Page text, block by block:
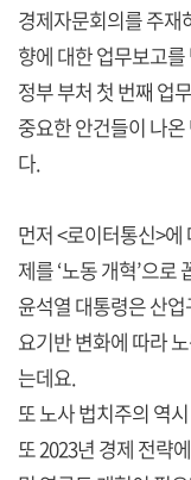
경제자문회의를 주재
향에 대한 업무보고
정부 부처 첫 번째 업
중요한 안건들이 나
다.
먼저 <로이터통신>
제를 ‘노동 개혁’으로
윤석열 대통령은 산
요기반 변화에 따라
는데요.
또 노사 법치주의 역
또 2023년 경제 전략